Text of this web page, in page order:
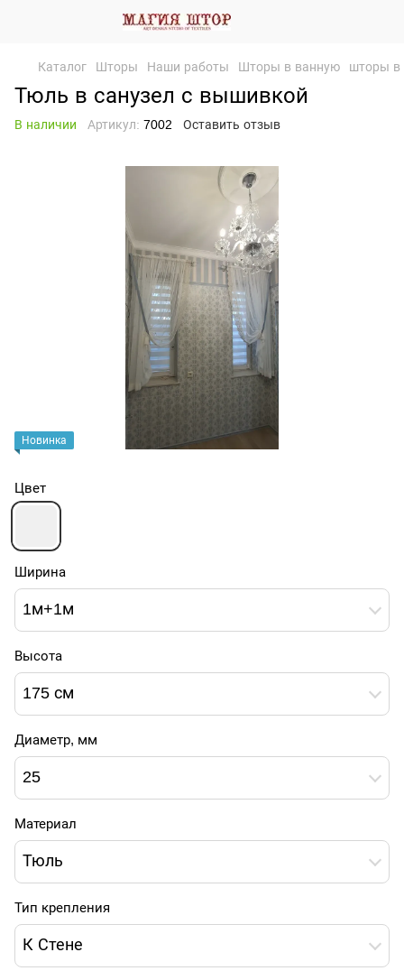
Каталог Шторы Наши работы Шторы в ванную шторы в
Тюль в санузел с вышивкой
В наличии Артикул: 7002 Оставить отзыв
Новинка
Цвет
Ширина
1м+1м
Высота
175 см
Диаметр, мм
25
Материал
Тюль
Тип крепления
К Стене